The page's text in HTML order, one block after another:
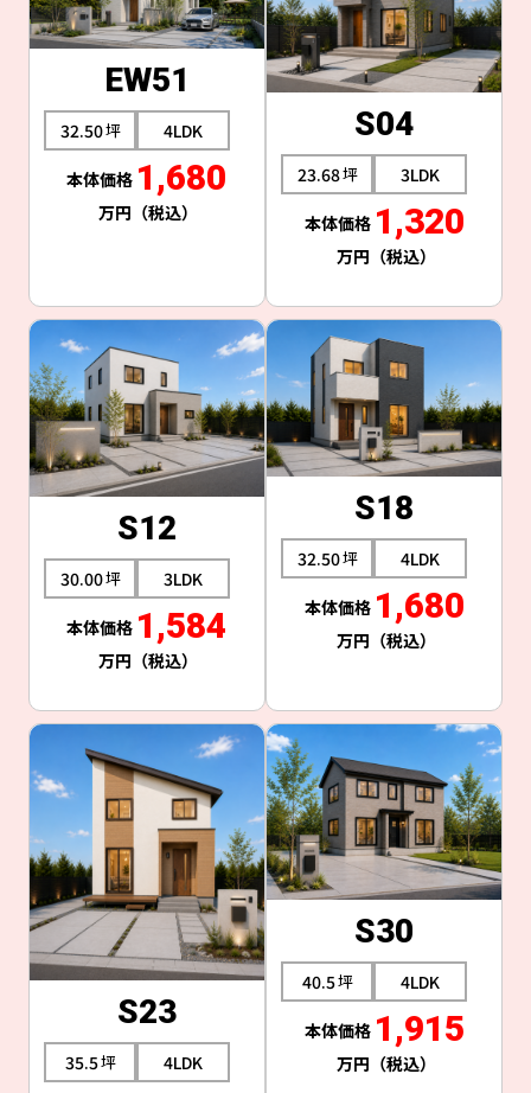
EW51
32.50 4LDK
1,680
S04
23.68 3LDK
1,320
S12
30.00 3LDK
1,584
S18
32.50 4LDK
1,680
S23
35.5 4LDK
S30
40.5 4LDK
1,915